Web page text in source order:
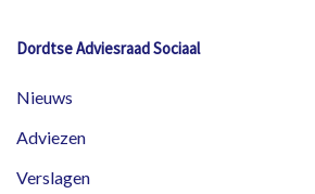
Dordtse Adviesraad Sociaal
Nieuws
Adviezen
Verslagen